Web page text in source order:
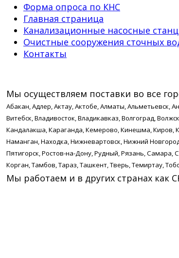
Форма опроса по КНС
Главная страница
Канализационные насосные
Очистные сооружения сточных
Контакты
Мы осуществляем поставки во все
Абакан, Адлер, Актау, Актобе, Алматы, Альметьевск,
Витебск, Владивосток, Владикавказ, Волгоград,
Кандалакша, Караганда, Кемерово, Кинешма, Киров,
Наманган, Находка, Нижневартовск, Нижний
Пятигорск, Ростов-на-Дону, Рудный, Рязань,
Корган, Тамбов, Тараз, Ташкент, Тверь, Темиртау,
Мы работаем и в других странах как